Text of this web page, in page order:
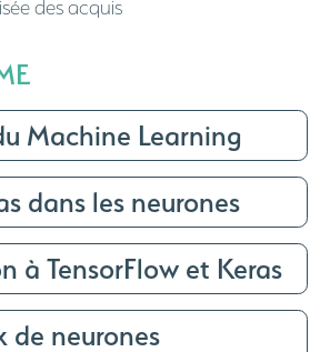
des acquis
Machine Learning
dans les neurones
à TensorFlow et Keras
de neurones